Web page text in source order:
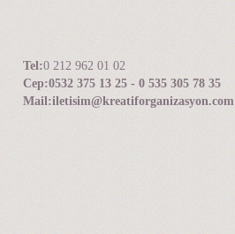
Tel:0 212 962 01 02
Cep:0532 375 13 25 - 0 535 305 78 35
Mail:iletisim@kreatiforganizasyon.com